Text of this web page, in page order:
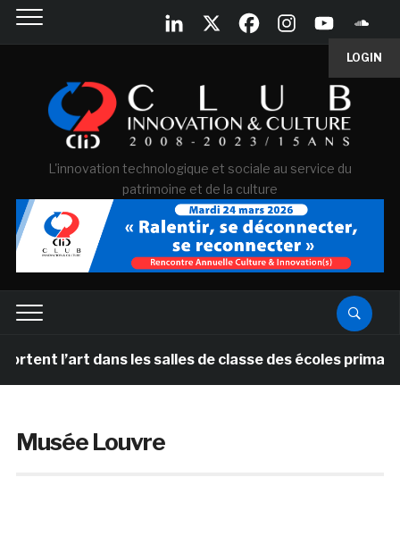
LOGIN
L'innovation technologique et sociale au service du
patrimoine et de la culture
dans les salles de classe des écoles primaires des
Musée Louvre